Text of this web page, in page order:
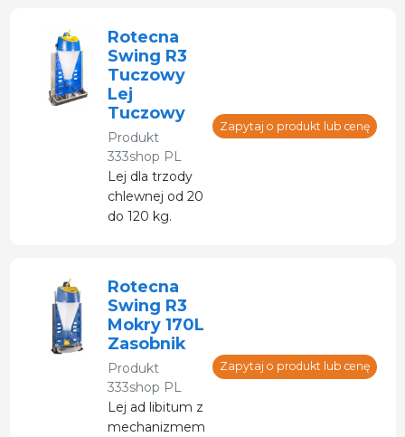
przepływu.
Prezentowany
egzemplarz
jest rozłożony
Rotecna
Swing R3
Tuczowy
Lej
Tuczowy
Produkt
333shop PL
Lej dla trzody
chlewnej od 20
do 120 kg.
Zapytaj o produkt lub cenę
Rotecna
Swing R3
Mokry 170L
Zasobnik
Produkt
333shop PL
Lej ad libitum z
mechanizmem
Zapytaj o produkt lub cenę